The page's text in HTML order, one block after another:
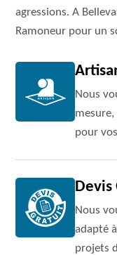
agressions. A
Ramoneur pour un
Nous
pour
Devis
Nous
adapté
projets